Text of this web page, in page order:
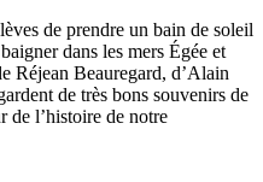
de prendre un bain de soleil
dans les mers Égée et
Réjean Beauregard, d’Alain
de très bons souvenirs de
de l’histoire de notre